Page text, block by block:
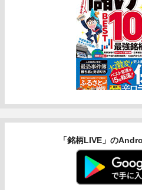
「銘柄LIVE」の